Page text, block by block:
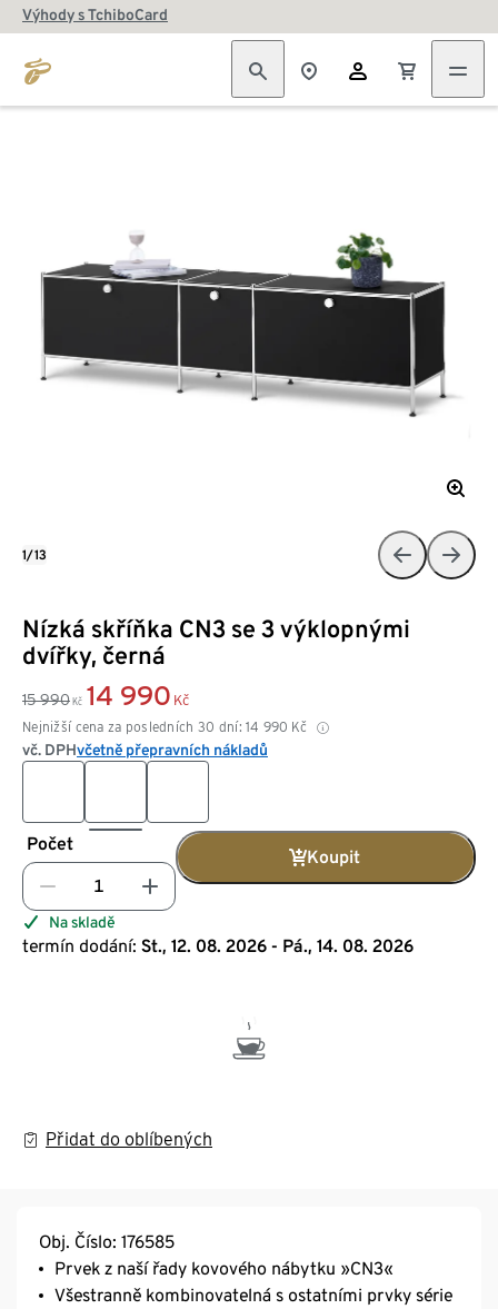
Výhody s TchiboCard
Nízká skříňka CN3 se 3 výklopnými
dvířky, černá
15 990 Kč 14 990 Kč
Nejnižší cena za posledních 30 dní: 14 990 Kč
vč. DPHvčetně přepravních nákladů
Počet
Koupit
Na skladě
termín dodání: St., 12. 08. 2026 - Pá., 14. 08. 2026
Přidat do oblíbených
1/13
Obj. Číslo: 176585
Prvek z naší řady kovového nábytku »CN3«
Všestranně kombinovatelná s ostatními prvky série